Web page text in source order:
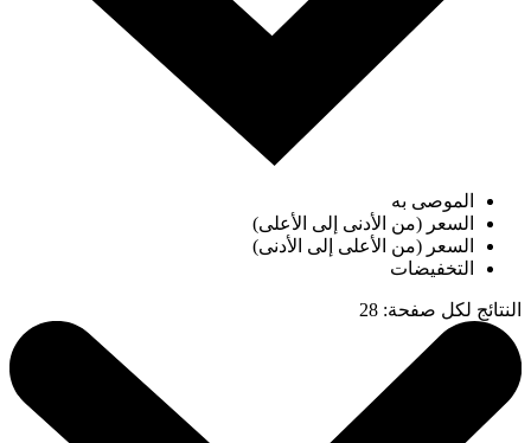
الموصى به
السعر (من الأدنى إلى الأعلى)
السعر (من الأعلى إلى الأدنى)
التخفيضات
النتائج لكل صفحة:
28